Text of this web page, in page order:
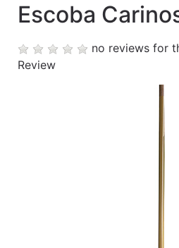
Contáctanos
cart
Escoba
no reviews for
Review